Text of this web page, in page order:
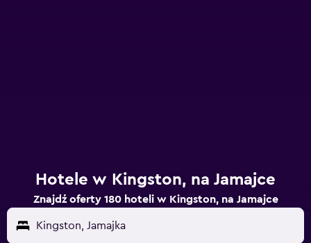
Hotele w Kingston, na Jamajce
Znajdź oferty 180 hoteli w Kingston, na Jamajce
Kingston, Jamajka